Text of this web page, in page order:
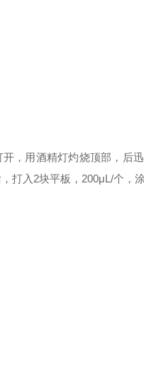
，用酒精灯灼烧顶部，后
打入2块平板，200μL/个，